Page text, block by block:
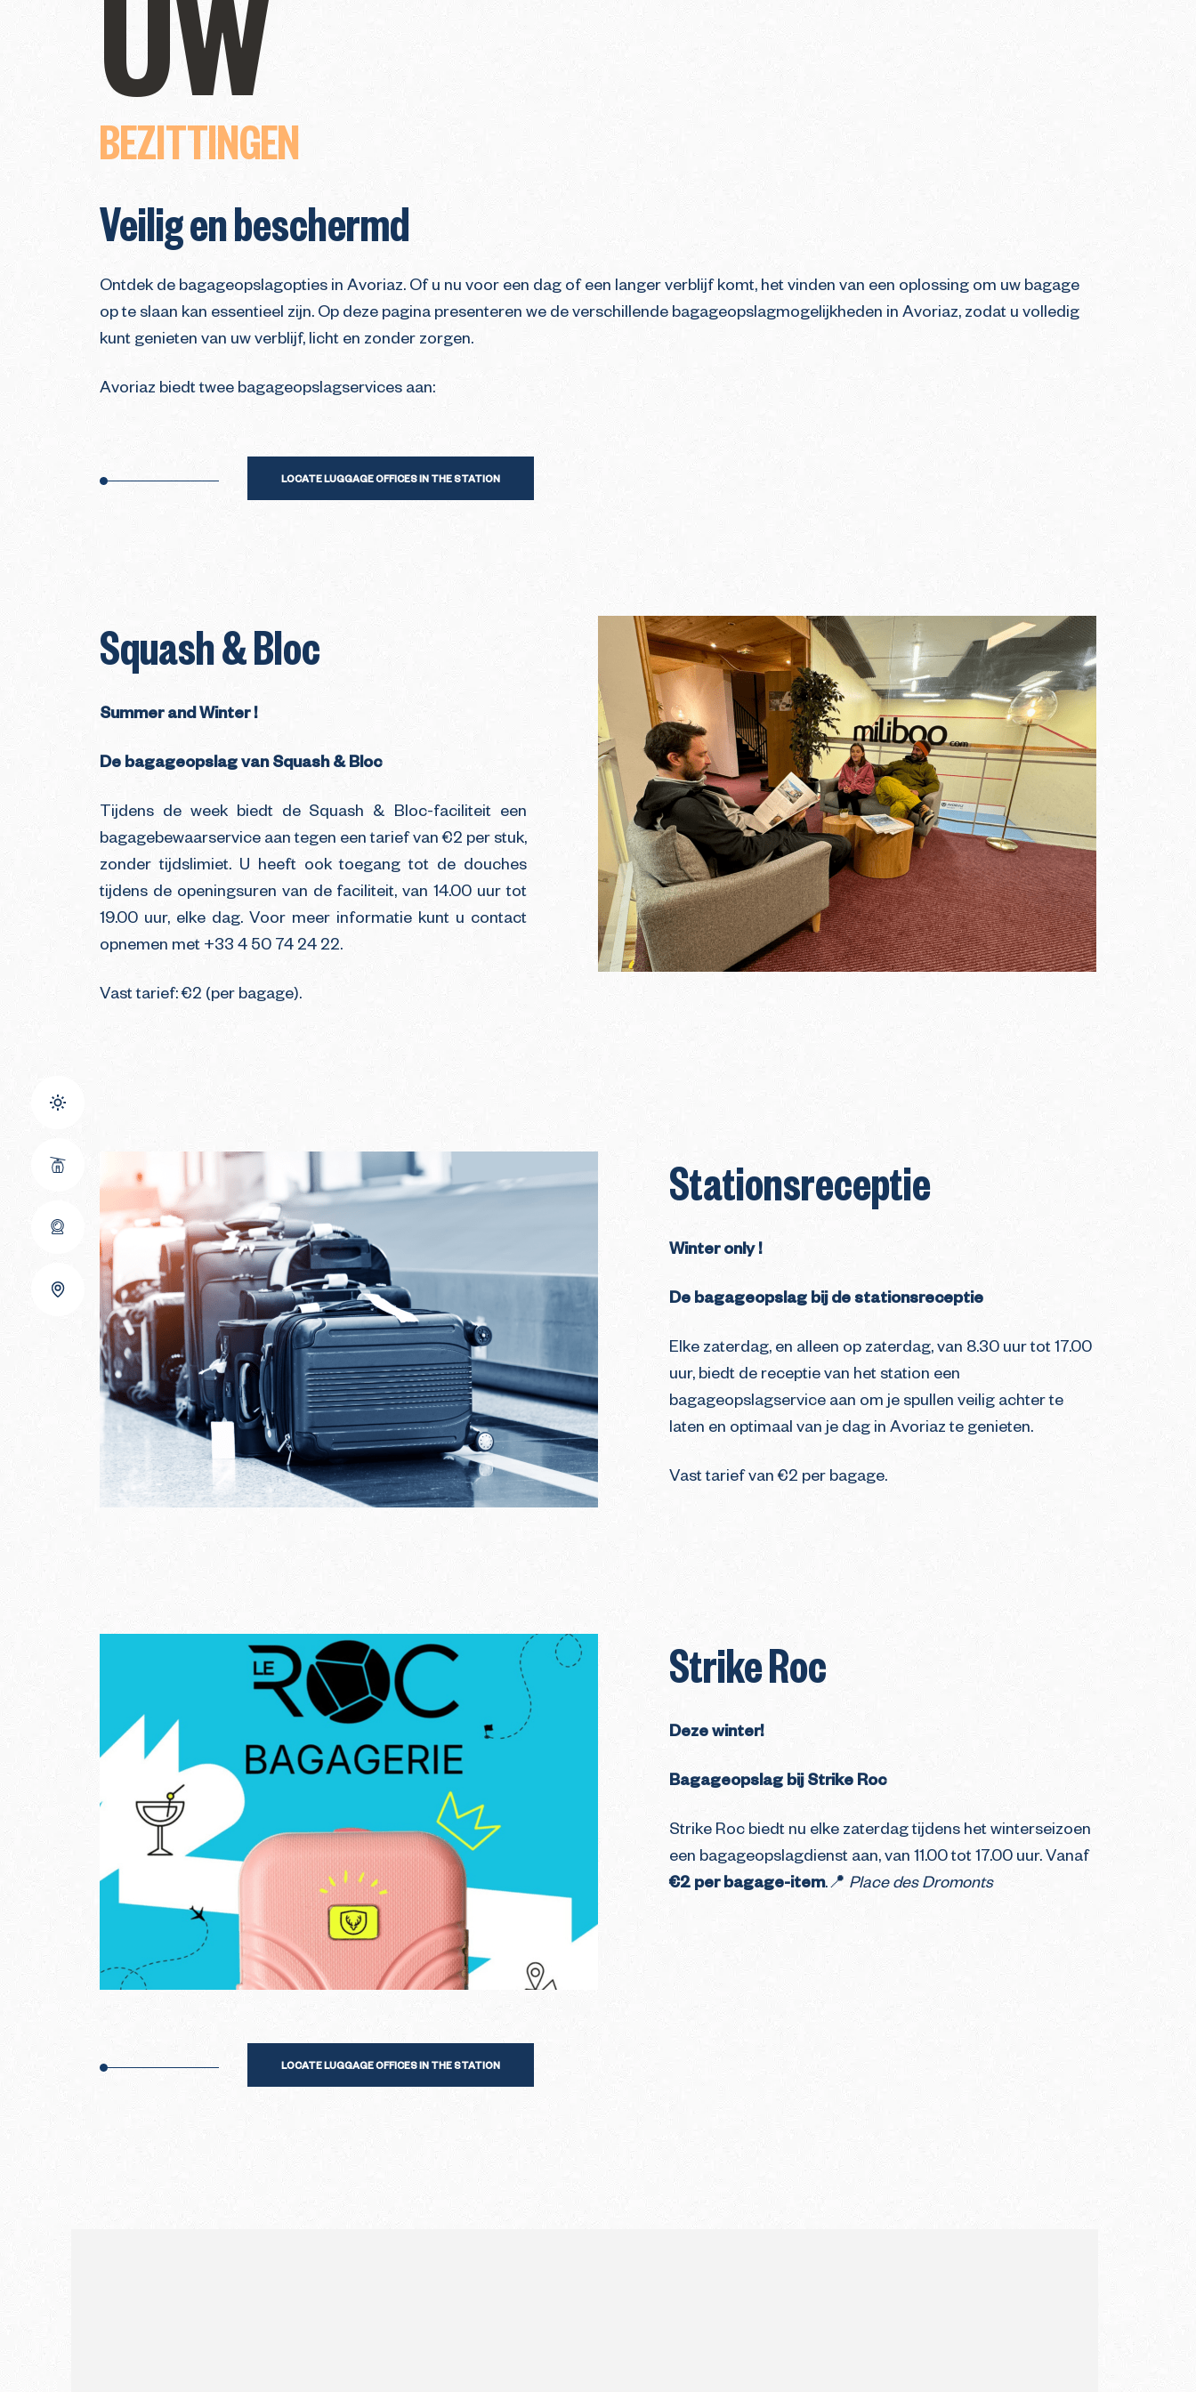
BEZITTINGEN
Veilig en beschermd
Ontdek de bagageopslagopties in Avoriaz. Of u nu voor een dag of een langer verblijf komt, het vinden van een oplossing om uw bagage
op te slaan kan essentieel zijn. Op deze pagina presenteren we de verschillende bagageopslagmogelijkheden in Avoriaz, zodat u volledig
kunt genieten van uw verblijf, licht en zonder zorgen.
Avoriaz biedt twee bagageopslagservices aan:
LOCATE LUGGAGE OFFICES IN THE STATION
Squash & Bloc
Summer and Winter !
De bagageopslag van Squash & Bloc
Tijdens de week biedt de Squash & Bloc-faciliteit een
bagagebewaarservice aan tegen een tarief van €2 per stuk,
zonder tijdslimiet. U heeft ook toegang tot de douches
tijdens de openingsuren van de faciliteit, van 14.00 uur tot
19.00 uur, elke dag. Voor meer informatie kunt u contact
opnemen met +33 4 50 74 24 22.
Vast tarief: €2 (per bagage).
Stationsreceptie
Winter only !
De bagageopslag bij de stationsreceptie
Elke zaterdag, en alleen op zaterdag, van 8.30 uur tot 17.00
uur, biedt de receptie van het station een
bagageopslagservice aan om je spullen veilig achter te
laten en optimaal van je dag in Avoriaz te genieten.
Vast tarief van €2 per bagage.
Strike Roc
Deze winter!
Bagageopslag bij Strike Roc
Strike Roc biedt nu elke zaterdag tijdens het winterseizoen
een bagageopslagdienst aan, van 11.00 tot 17.00 uur. Vanaf
€2 per bagage-item.📍 Place des Dromonts
LOCATE LUGGAGE OFFICES IN THE STATION